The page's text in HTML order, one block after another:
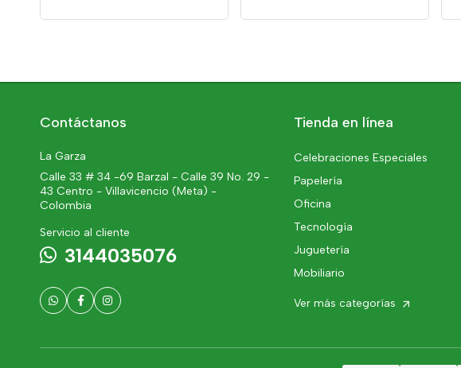
Contáctanos
La Garza
Calle 33 # 34 -69 Barzal - Calle 39 No. 29 -
43 Centro - Villavicencio (Meta) -
Colombia
Servicio al cliente
3144035076
Tienda en línea
Celebraciones Especiales
Papelería
Oficina
Tecnología
Juguetería
Mobiliario
Ver más categorías